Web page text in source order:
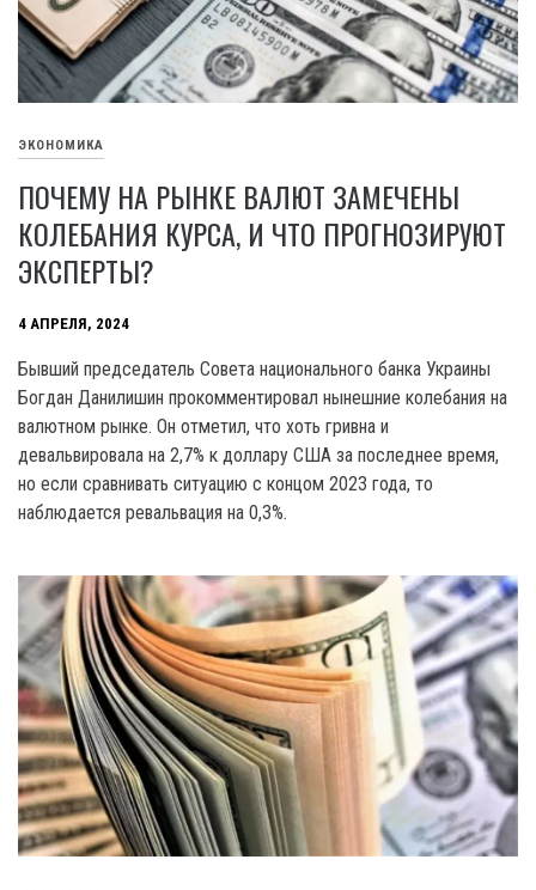
ЭКОНОМИКА
ПОЧЕМУ НА РЫНКЕ ВАЛЮТ ЗАМЕЧЕНЫ
КОЛЕБАНИЯ КУРСА, И ЧТО ПРОГНОЗИРУЮТ
ЭКСПЕРТЫ?
4 АПРЕЛЯ, 2024
Бывший председатель Совета национального банка Украины
Богдан Данилишин прокомментировал нынешние колебания на
валютном рынке. Он отметил, что хоть гривна и
девальвировала на 2,7% к доллару США за последнее время,
но если сравнивать ситуацию с концом 2023 года, то
наблюдается ревальвация на 0,3%.